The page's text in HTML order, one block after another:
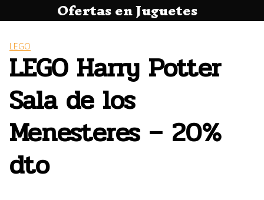
al
Ofertas en Juguetes
LEGO
LEGO Harry Potter
Sala de los
Menesteres – 20%
dto